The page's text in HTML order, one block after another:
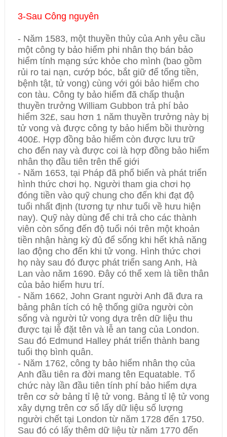
3-Sau Công nguyên
- Năm 1583, một thuyền thủy của Anh yêu cầu
một công ty bảo hiểm phi nhân thọ bán bảo
hiểm tính mạng sức khỏe cho mình (bao gồm
rủi ro tai nạn, cướp bóc, bắt giữ để tống tiền,
bệnh tật, tử vong) cùng với gói bảo hiểm cho
con tàu. Công ty bảo hiểm đã chấp thuận
thuyền trưởng William Gubbon trả phí bảo
hiểm 32£, sau hơn 1 năm thuyền trưởng này bị
tử vong và được công ty bảo hiểm bồi thường
400£. Hợp đồng bảo hiểm còn được lưu trữ
cho đến nay và được coi là hợp đồng bảo hiểm
nhân thọ đầu tiên trên thế giới
- Năm 1653, tại Pháp đã phổ biến và phát triển
hình thức chơi họ. Người tham gia chơi họ
đóng tiền vào quỹ chung cho đến khi đạt độ
tuổi nhất định (tương tự như tuổi về hưu hiện
nay). Quỹ này dùng để chi trả cho các thành
viên còn sống đến độ tuổi nói trên một khoản
tiền nhận hàng kỳ đủ để sống khi hết khả năng
lao động cho đến khi tử vong. Hình thức chơi
họ này sau đó được phát triển sang Anh, Hà
Lan vào năm 1690. Đây có thể xem là tiền thân
của bảo hiểm hưu trí.
- Năm 1662, John Grant người Anh đã đưa ra
bảng phân tích có hệ thống giữa người còn
sống và người tử vong dựa trên dữ liệu thu
được tại lễ đặt tên và lễ an tang của London.
Sau đó Edmund Halley phát triển thành bang
tuổi thọ bình quân.
- Năm 1762, công ty bảo hiểm nhân thọ của
Anh đầu tiên ra đời mang tên Equatable. Tổ
chức này lần đầu tiên tính phí bảo hiểm dựa
trên cơ sở bảng tỉ lệ tử vong. Bảng tỉ lệ tử vong
xây dựng trên cơ sổ lấy dữ liệu số lượng
người chết tại London từ năm 1728 đến 1750.
Sau đó có lấy thêm dữ liệu từ năm 1770 đến